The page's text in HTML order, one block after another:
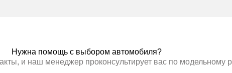
Нужна помощь с выбором автомобиля?
и наш менеджер проконсультирует вас по модельному